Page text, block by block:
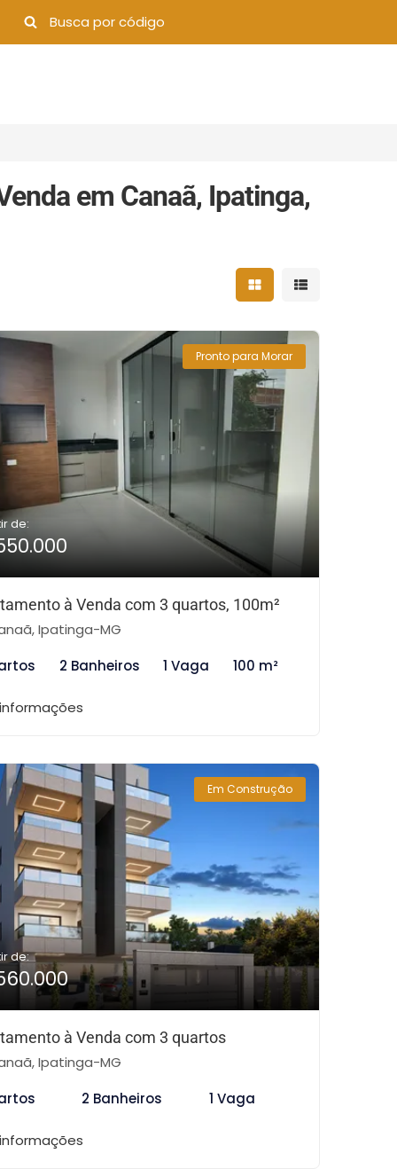
em Canaã, Ipatinga,
Mostrar resultados
Mostrar
Pronto para Morar
de:
à Venda com 3 quartos, 100m²
Ipatinga-MG
2 Banheiros 1 Vaga 100 m²
Em Construção
de:
à Venda com 3 quartos
Ipatinga-MG
2 Banheiros 1 Vaga